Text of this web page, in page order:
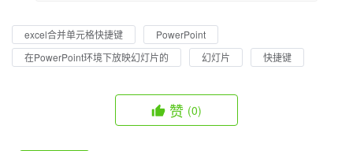
excel合并单元格快捷键
PowerPoint
在PowerPoint环境下放映幻灯片的
幻灯片 快捷键
赞 (0)